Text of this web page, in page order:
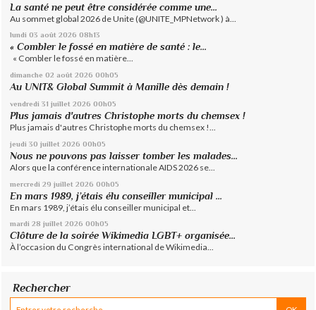
La santé ne peut être considérée comme une...
Au sommet global 2026 de Unite (@UNITE_MPNetwork ) à...
lundi 03 août 2026 08h13
« Combler le fossé en matière de santé : le...
« Combler le fossé en matière...
dimanche 02 août 2026 00h05
Au UNIT& Global Summit à Manille dès demain !
vendredi 31 juillet 2026 00h05
Plus jamais d'autres Christophe morts du chemsex !
Plus jamais d'autres Christophe morts du chemsex !...
jeudi 30 juillet 2026 00h05
Nous ne pouvons pas laisser tomber les malades...
Alors que la conférence internationale AIDS 2026 se...
mercredi 29 juillet 2026 00h05
En mars 1989, j’étais élu conseiller municipal ...
En mars 1989, j’étais élu conseiller municipal et...
mardi 28 juillet 2026 00h05
Clôture de la soirée Wikimedia LGBT+ organisée...
À l’occasion du Congrès international de Wikimedia...
Rechercher